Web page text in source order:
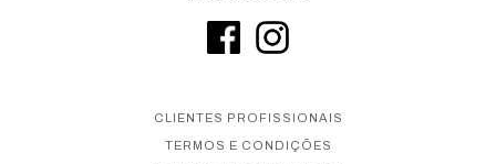
CLIENTES PROFISSIONAIS
TERMOS E CONDIÇÕES